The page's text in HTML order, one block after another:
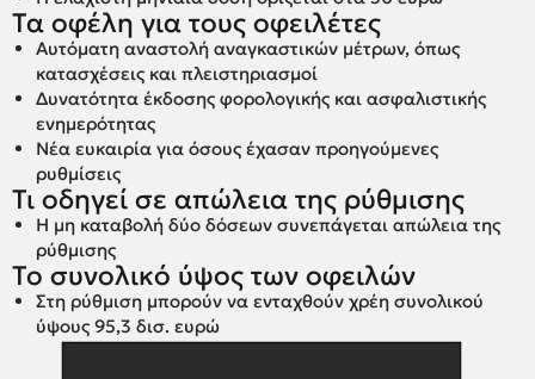
Τα οφέλη για τους οφειλέτες
Αυτόματη αναστολή αναγκαστικών μέτρων, όπως
κατασχέσεις και πλειστηριασμοί
Δυνατότητα έκδοσης φορολογικής και ασφαλιστικής
ενημερότητας
Νέα ευκαιρία για όσους έχασαν προηγούμενες
ρυθμίσεις
Τι οδηγεί σε απώλεια της ρύθμισης
Η μη καταβολή δύο δόσεων συνεπάγεται απώλεια της
ρύθμισης
Το συνολικό ύψος των οφειλών
Στη ρύθμιση μπορούν να ενταχθούν χρέη συνολικού
ύψους 95,3 δισ. ευρώ